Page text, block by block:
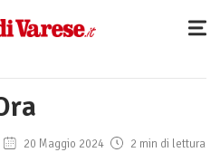
20 Maggio 2024 2 min di lettura